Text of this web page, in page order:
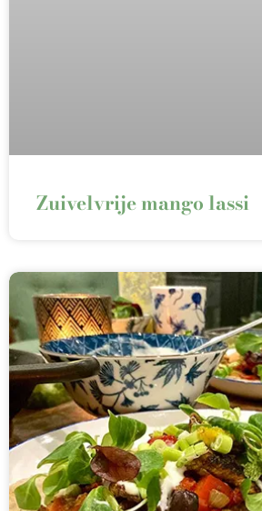
Zuivelvrije mango lassi